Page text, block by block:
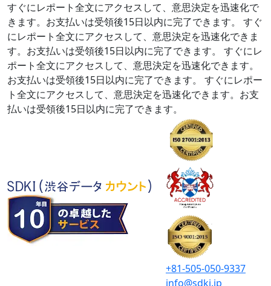
すぐにレポート全文にアクセスして、意思決定を迅速化で
きます。お支払いは受領後15日以内に完了できます。
すぐ
にレポート全文にアクセスして、意思決定を迅速化できま
す。お支払いは受領後15日以内に完了できます。
すぐにレ
ポート全文にアクセスして、意思決定を迅速化できます。
お支払いは受領後15日以内に完了できます。
すぐにレポー
ト全文にアクセスして、意思決定を迅速化できます。お支
払いは受領後15日以内に完了できます。
+81-505-050-9337
info@sdki.jp